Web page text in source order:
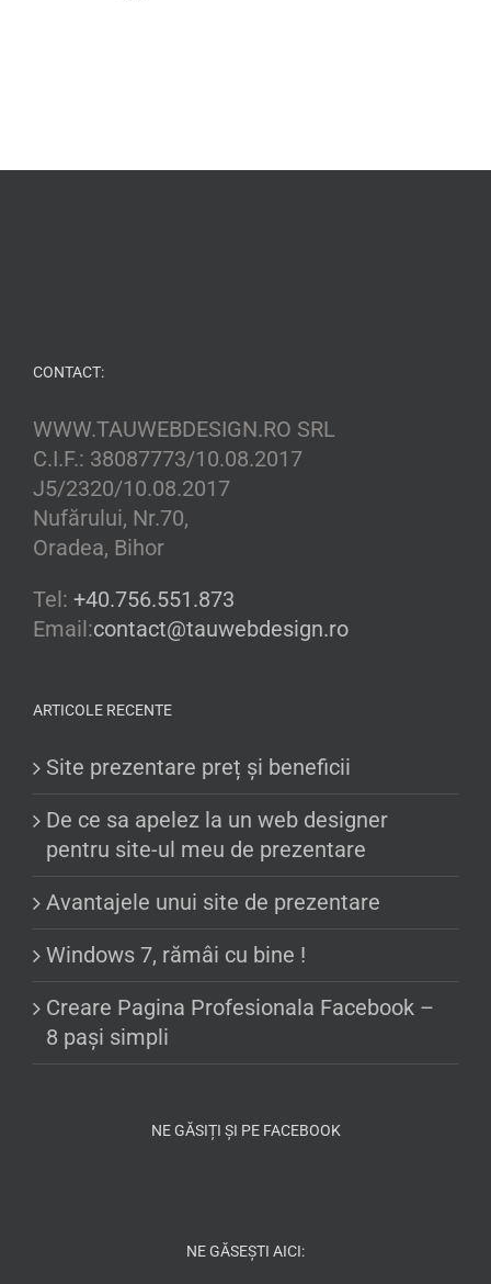
CONTACT:
WWW.TAUWEBDESIGN.RO SRL
C.I.F.: 38087773/10.08.2017
J5/2320/10.08.2017
Nufărului, Nr.70,
Oradea, Bihor
Tel: +40.756.551.873
Email:contact@tauwebdesign.ro
ARTICOLE RECENTE
Site prezentare preț și beneficii
De ce sa apelez la un web designer
pentru site-ul meu de prezentare
Avantajele unui site de prezentare
Windows 7, rămâi cu bine !
Creare Pagina Profesionala Facebook –
8 pași simpli
NE GĂSIȚI ȘI PE FACEBOOK
NE GĂSEȘTI AICI: